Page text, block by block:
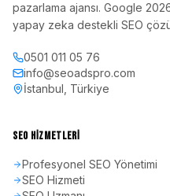
pazarlama ajansı. Google
yapay zeka destekli SEO
0501 011 05 76
info@seoadspro.com
İstanbul, Türkiye
SEO HIZMETLERI
Profesyonel SEO Yönetimi
SEO Hizmeti